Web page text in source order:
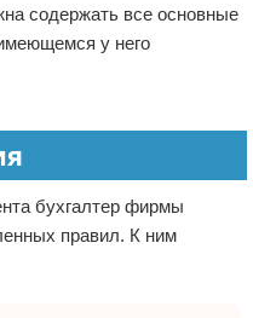
содержать все основные
у него
бухгалтер фирмы
правил. К ним